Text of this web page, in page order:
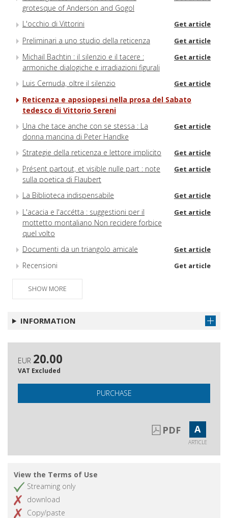
grotesque of Anderson and Gogol
L'occhio di Vittorini Get article
Preliminari a uno studio della reticenza Get article
Michail Bachtin : il silenzio e il tacere :
armoniche dialogiche e irradiazioni figurali
Get article
Luis Cernuda, oltre il silenzio Get article
Reticenza e aposiopesi nella prosa del Sabato
tedesco di Vittorio Sereni
Una che tace anche con se stessa : La
donna mancina di Peter Handke
Get article
Strategie della reticenza e lettore implicito Get article
Présent partout, et visible nulle part : note
sulla poetica di Flaubert
Get article
La Biblioteca indispensabile Get article
L'acacia e l'accétta : suggestioni per il
mottetto montaliano Non recidere forbice
quel volto
Get article
Documenti da un triangolo amicale Get article
Recensioni Get article
SHOW MORE
INFORMATION
EUR 20.00
VAT Excluded
PURCHASE
PDF A
ARTICLE
View the Terms of Use
Streaming only
download
Copy/paste